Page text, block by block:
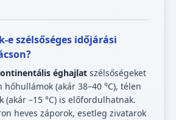
e szélsőséges időjárási
éghajlat szélsőségeket
(akár 38–40 °C), télen
(akár –15 °C) is előfordulhatnak.
heves záporok, esetleg zivatarok